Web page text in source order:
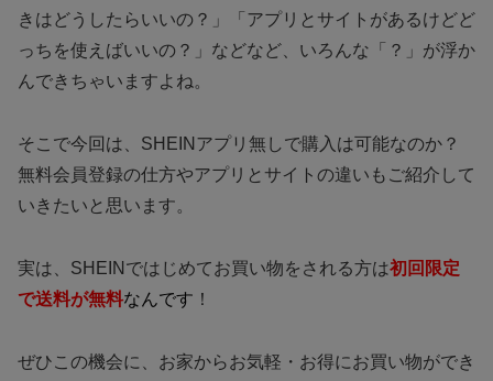
きはどうしたらいいの？」「アプリとサイトがあるけどど
っちを使えばいいの？」などなど、いろんな「？」が浮か
んできちゃいますよね。
そこで今回は、 SHEINアプリ無しで購入は可能なのか？
無料会員登録の仕方やアプリとサイトの違いもご紹介して
いきたいと思います。
実は、SHEINではじめてお買い物をされる方は初回限定
で送料が無料なんです ！
ぜひこの機会に、お家からお気軽・お得にお買い物ができ